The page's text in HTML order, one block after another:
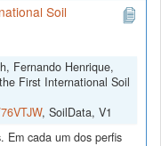
Soil
Fernando Henrique,
First International Soil
, SoilData, V1
Em cada um dos perfis